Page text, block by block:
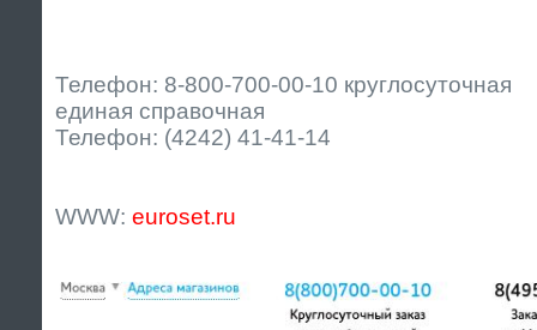
Телефон: 8-800-700-00-10 круглосуточная
единая справочная
Телефон: (4242) 41-41-14
WWW: euroset.ru